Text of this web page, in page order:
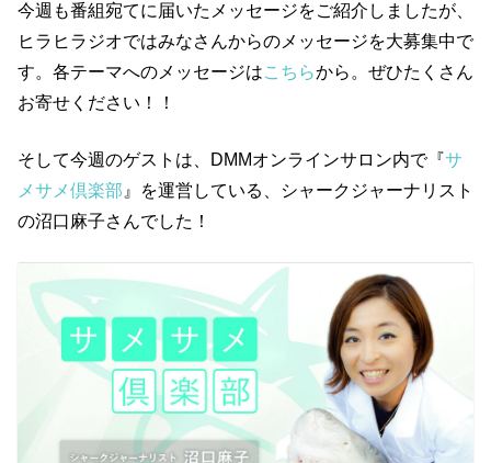
今週も番組宛てに届いたメッセージをご紹介しましたが、
ヒラヒラジオではみなさんからのメッセージを大募集中で
す。各テーマへのメッセージはこちらから。ぜひたくさん
お寄せください！！
そして今週のゲストは、DMMオンラインサロン内で『サ
メサメ倶楽部 』を運営している、シャークジャーナリスト
の沼口麻子さんでした！